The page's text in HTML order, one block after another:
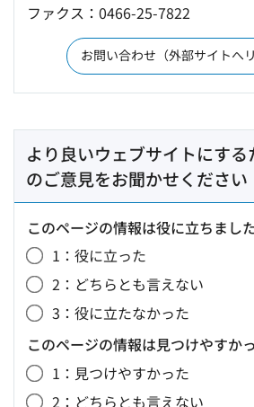
ファクス：0466-25-7822
お問い合わせ（外部サイトへリ
より良いウェブサイトにす
のご意見をお聞かせください
このページの情報は役に立ちまし
1：役に立った
2：どちらとも言えない
3：役に立たなかった
このページの情報は見つけやすか
1：見つけやすかった
2：どちらとも言えない